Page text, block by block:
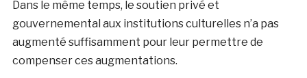
Dans le même temps, le soutien privé et
gouvernemental aux institutions culturelles n’a pas
augmenté suffisamment pour leur permettre de
compenser ces augmentations.